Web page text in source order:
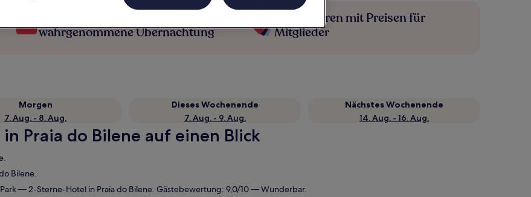
wahrgenommene Übernachtung
Mehr sparen mit Preisen für
Mitglieder
Morgen
7. Aug. - 8. Aug.
Dieses Wochenende
7. Aug. - 9. Aug.
Nächstes Wochenende
14. Aug. - 16. Aug.
Praia do Bilene auf einen Blick
Bilene.
— 2-Sterne-Hotel in Praia do Bilene. Gästebewertung: 9,0/10 — Wunderbar.